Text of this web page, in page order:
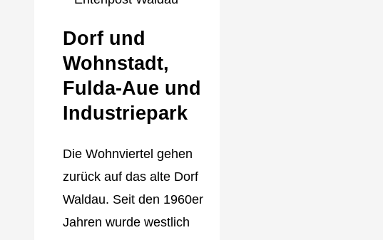
Dorf und
Wohnstadt,
Fulda‐Aue und
Industriepark
Die Wohnviertel gehen
zurück auf das alte Dorf
Waldau. Seit den 1960er
Jahren wurde westlich